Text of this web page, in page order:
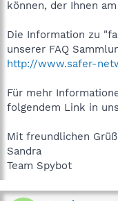
können, der Ihnen
Die Information zu
unserer FAQ
http://www.safer-
Für mehr
folgendem Link in
Mit freundlichen
Sandra
Team Spybot